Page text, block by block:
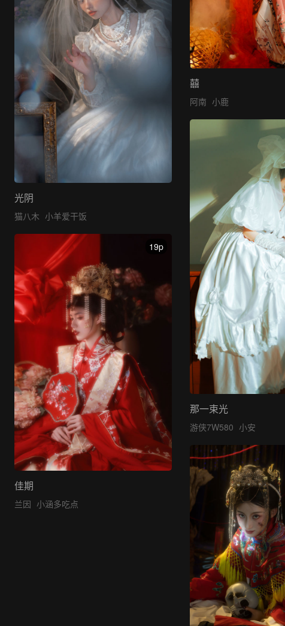
囍
阿南 小鹿
光阴
猫八木 小羊爱干饭
那一束光
游侠7W580 小安
19p
佳期
兰因 小涵多吃点